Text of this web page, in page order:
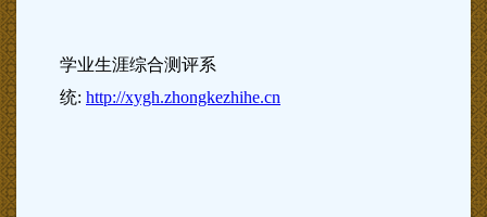
学业生涯综合测评系
统: http://xygh.zhongkezhihe.cn